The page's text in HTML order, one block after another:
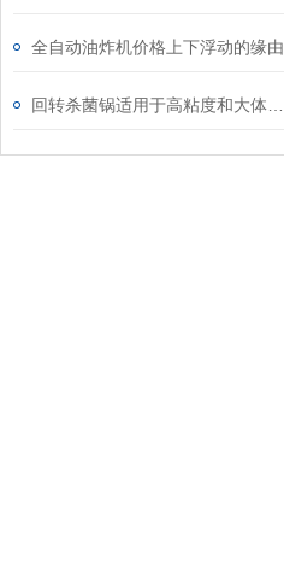
全自动油炸机价格上下浮动的缘由